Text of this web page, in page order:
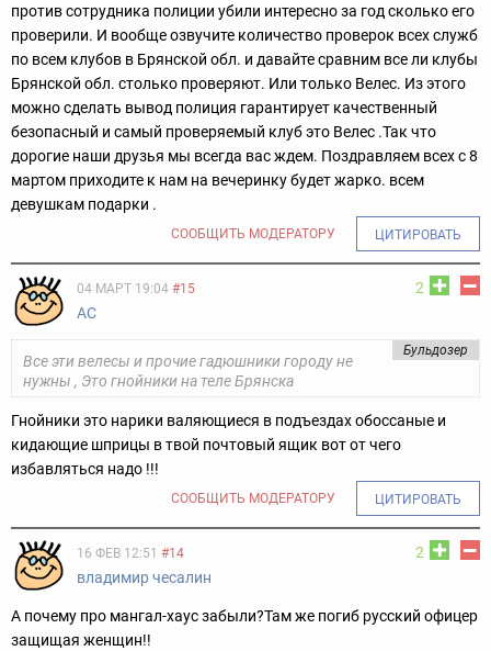
против сотрудника полиции убили интересно за год сколько его
проверили. И вообще озвучите количество проверок всех служб
по всем клубов в Брянской обл. и давайте сравним все ли клубы
Брянской обл. столько проверяют. Или только Велес. Из этого
можно сделать вывод полиция гарантирует качественный
безопасный и самый проверяемый клуб это Велес .Так что
дорогие наши друзья мы всегда вас ждем. Поздравляем всех с 8
мартом приходите к нам на вечеринку будет жарко. всем
девушкам подарки .
СООБЩИТЬ МОДЕРАТОРУ ЦИТИРОВАТЬ
2
04 МАРТ 19:04 #15
АС
Бульдозер
Все эти велесы и прочие гадюшники городу не
нужны , Это гнойники на теле Брянска
Гнойники это нарики валяющиеся в подъездах обоссаные и
кидающие шприцы в твой почтовый ящик вот от чего
избавляться надо !!!
СООБЩИТЬ МОДЕРАТОРУ ЦИТИРОВАТЬ
2
16 ФЕВ 12:51 #14
владимир чесалин
А почему про мангал-хаус забыли?Там же погиб русский офицер
защищая женщин!!